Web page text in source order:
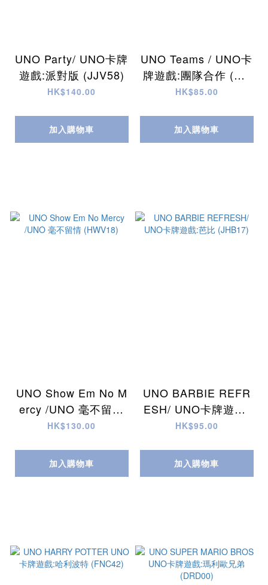
UNO Party/ UNO卡牌
遊戲:派對版 (JJV58)
HK$140.00
加入購物車
UNO Teams / UNO卡
牌遊戲:團隊合作 (HX
T58)
HK$85.00
加入購物車
UNO Show Em No M
ercy /UNO 毫不留情
(HWV18)
HK$130.00
加入購物車
UNO BARBIE REFR
ESH/ UNO卡牌遊戲:
芭比 (JHB17)
HK$95.00
加入購物車